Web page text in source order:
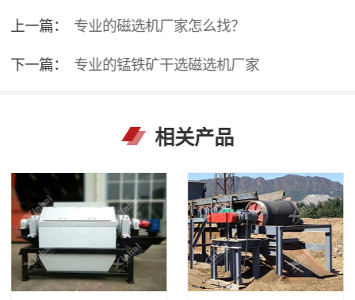
上一篇：
专业的磁选机厂家怎么找？
下一篇：
专业的锰铁矿干选磁选机厂家
相关产品